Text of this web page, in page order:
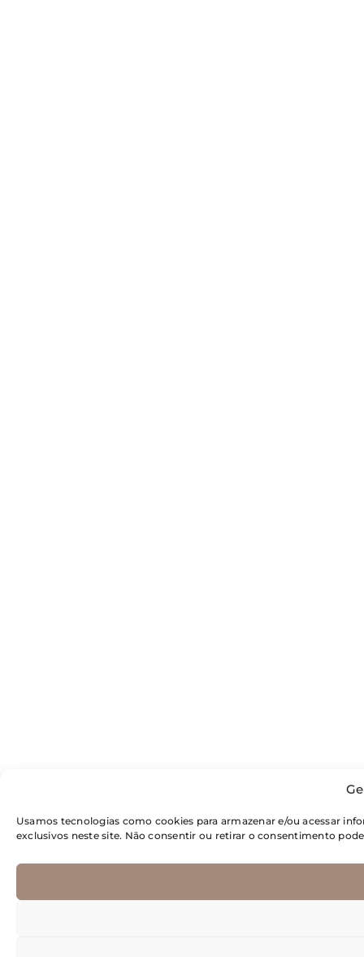
Usamos tecnologias como cookies para armazenar e/ou acessar
exclusivos neste site. Não consentir ou retirar o consentimento